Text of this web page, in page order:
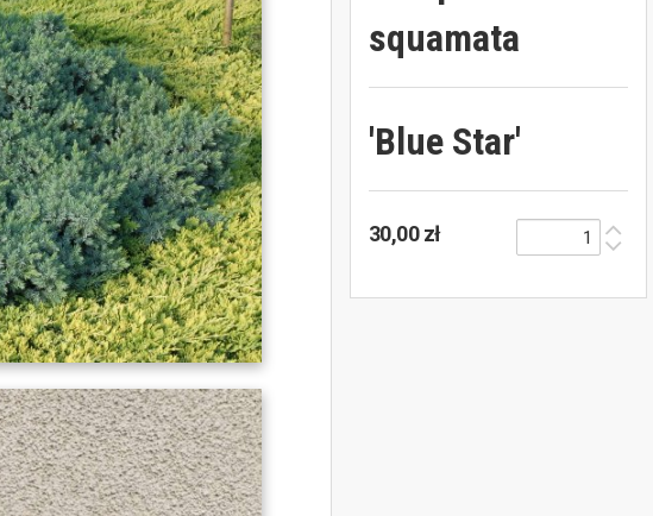
squamata
'Blue Star'
30,00 zł